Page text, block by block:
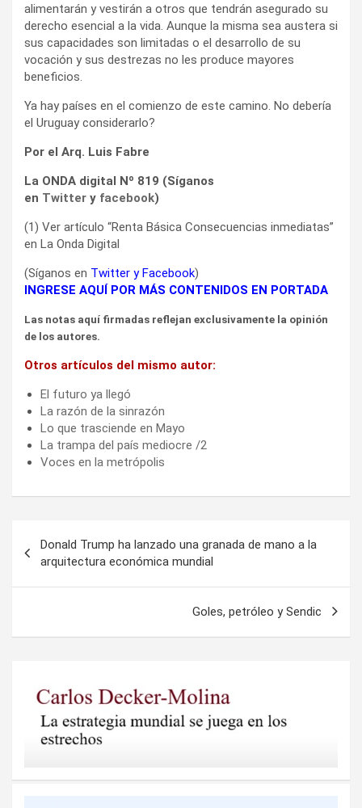
alimentarán y vestirán a otros que tendrán asegurado su
derecho esencial a la vida. Aunque la misma sea austera si
sus capacidades son limitadas o el desarrollo de su
vocación y sus destrezas no les produce mayores
beneficios.
Ya hay países en el comienzo de este camino. No debería
el Uruguay considerarlo?
Por el Arq. Luis Fabre
La ONDA digital Nº 819 (Síganos
en Twitter y facebook)
(1) Ver artículo “Renta Básica Consecuencias inmediatas”
en La Onda Digital
(Síganos en Twitter yFacebook)
INGRESE AQUÍ POR MÁS CONTENIDOS EN PORTADA
Las notas aquí firmadas reflejan exclusivamente la opinión
de los autores.
Otros artículos del mismo autor:
El futuro ya llegó
La razón de la sinrazón
Lo que trasciende en Mayo
La trampa del país mediocre /2
Voces en la metrópolis
de
entradas
Donald Trump ha lanzado una granada de mano a la
arquitectura económica mundial
Goles, petróleo y Sendic